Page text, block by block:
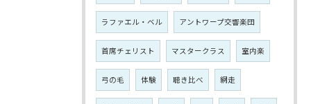
ラファエル・ベル アントワープ交響楽団
首席チェリスト マスタークラス 室内楽
弓の毛 体験 聴き比べ 網走